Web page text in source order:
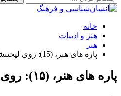
خانه
هنر و ادبیات
هنر
پاره های هنر، (15): روی لیختنشتاین: سبک هنر تجاری
پاره های هنر، (۱۵): روی لیختنشتاین: سبک هنر تجاری